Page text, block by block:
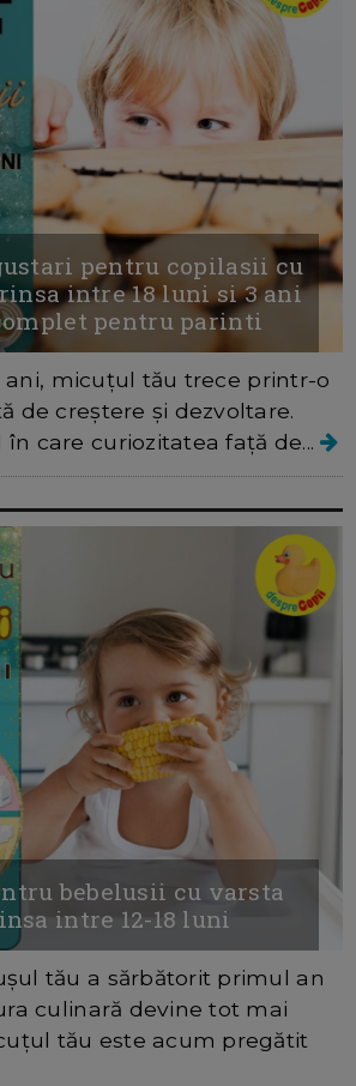
pentru copilasii cu
intre 18 luni si 3 ani
pentru parinti
ani, micuțul tău trece printr-o
de creștere și dezvoltare.
care curiozitatea față de...
bebelusii cu varsta
intre 12-18 luni
tău a sărbătorit primul an
culinară devine tot mai
tău este acum pregătit